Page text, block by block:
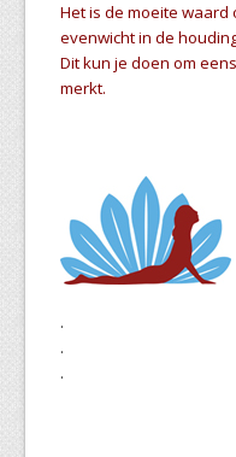
Het is de moeite
evenwicht in de
Dit kun je doen om
merkt.
.
.
.